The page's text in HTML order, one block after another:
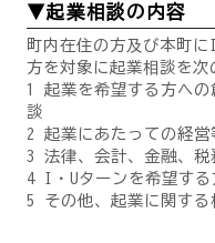
▼起業相談の内容
町内在住の方及び本町
方を対象に起業相談を次
1 起業を希望する方への
談
2 起業にあたっての経営
3 法律、会計、金融、税
4 I・Uターンを希望す
5 その他、起業に関する